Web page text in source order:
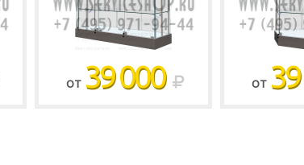
ОТ 39 000 ОТ